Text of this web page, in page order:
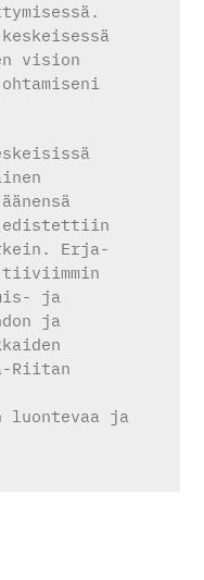
vision
Erja-
tiiviimmin
ja
ja
Riitan
luontevaa ja